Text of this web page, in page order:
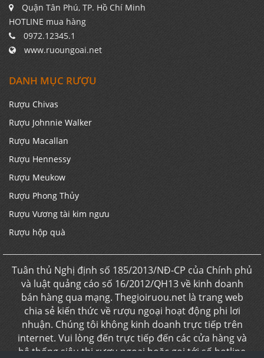
Quận Tân Phú, TP. Hồ Chí Minh
HOTLINE mua hàng
0972.12345.1
www.ruoungoai.net
DANH MỤC RƯỢU
Rượu Chivas
Rượu Johnnie Walker
Rượu Macallan
Rượu Hennessy
Rượu Meukow
Rượu Phong Thủy
Rượu Vương tài kim ngưu
Rượu hộp quà
Tuân thủ Nghị định số 185/2013/NĐ-CP của Chính phủ
và luật quảng cáo số 16/2012/QH13 về kinh doanh
bán hàng qua mạng. Thegioiruou.net là trang web
chia sẻ kiến thức về rượu ngoại hoạt động phi lơi
nhuận. Chúng tôi không kinh doanh trực tiếp trên
internet. Vui lòng đến trực tiếp đến các cửa hàng và
hệ thống siêu thị rượu ngoại hoặc gọi tới số hotline